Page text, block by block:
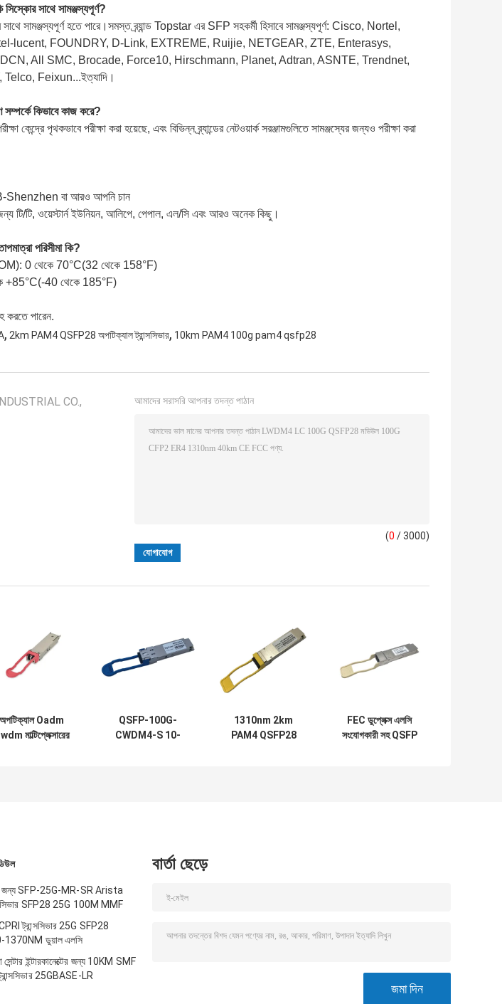
সাথে সামঞ্জস্যপূর্ণ?
সাথে সামঞ্জস্যপূর্ণ হতে পারে।সমস্ত ব্র্যান্ড Topstar এর SFP সহকর্মী হিসাবে সামঞ্জস্যপূর্ণ: Cisco, Nortel,
lucent, FOUNDRY, D-Link, EXTREME, Ruijie, NETGEAR, ZTE, Enterasys,
All SMC, Brocade, Force10, Hirschmann, Planet, Adtran, ASNTE, Trendnet,
Feixun...ইত্যাদি।
সম্পর্কে কিভাবে কাজ করে?
কেন্দ্রে পৃথকভাবে পরীক্ষা করা হয়েছে, এবং বিভিন্ন ব্র্যান্ডের নেটওয়ার্ক সরঞ্জামগুলিতে সামঞ্জস্যের জন্যও পরীক্ষা করা
বা আরও আপনি চান
জন্য টি/টি, ওয়েস্টার্ন ইউনিয়ন, আলিপে, পেপাল, এল/সি এবং আরও অনেক কিছু।
পরিসীমা কি?
0 থেকে 70°C(32 থেকে 158°F)
+85°C(-40 থেকে 185°F)
করতে পারেন.
, 2km PAM4 QSFP28 অপটিক্যাল ট্রান্সসিভার, 10km PAM4 100g pam4 qsfp28
CO.,
আমাদের সরাসরি আপনার তদন্ত পাঠান
(0 / 3000)
অপটিক্যাল Oadm
মাল্টিপ্লেক্সারের
QSFP-100G-
CWDM4-S 10-
1310nm 2km
PAM4 QSFP28
FEC ডুপ্লেক্স এলসি
সংযোগকারী সহ QSFP
জন্য SFP-25G-MR-SR Arista
SFP28 25G 100M MMF
ট্রান্সসিভার 25G SFP28
ডুয়াল এলসি
সেন্টার ইন্টারকানেক্টের জন্য 10KM SMF
25GBASE-LR
বার্তা ছেড়ে